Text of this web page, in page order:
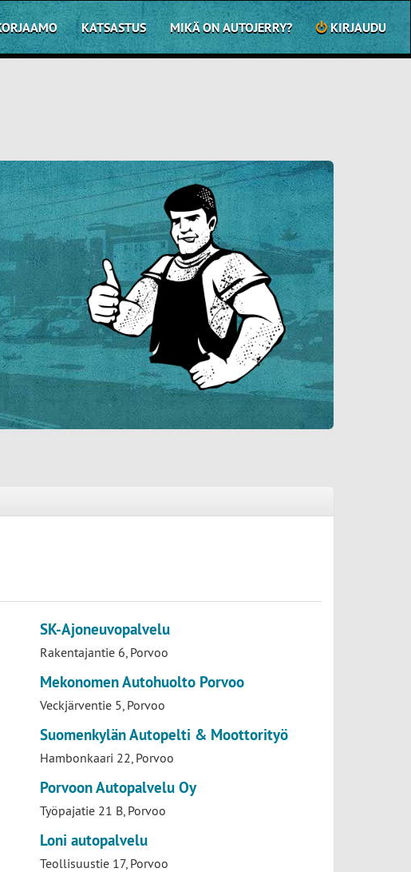
KATSASTUS MIKÄ ON AUTOJERRY? KIRJAUDU
SK-Ajoneuvopalvelu
Rakentajantie 6, Porvoo
Mekonomen Autohuolto Porvoo
Veckjärventie 5, Porvoo
Suomenkylän Autopelti & Moottorityö
Hambonkaari 22, Porvoo
Porvoon Autopalvelu Oy
Työpajatie 21 B, Porvoo
Loni autopalvelu
Teollisuustie 17, Porvoo